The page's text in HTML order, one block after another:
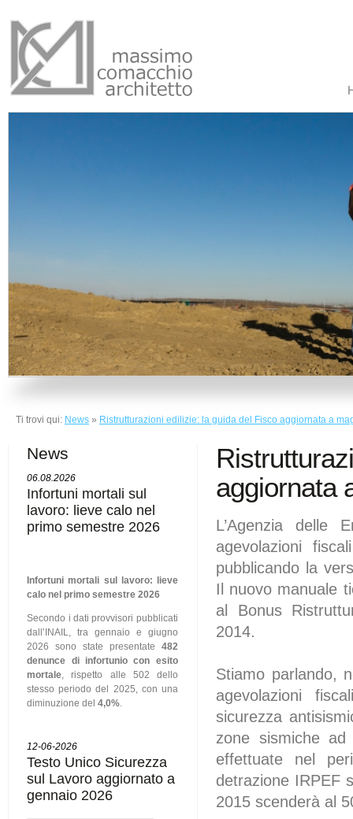
Ti trovi qui: News » Ristrutturazioni edilizie: la guida del Fisco aggiornata a
News
06.08.2026
Infortuni mortali sul
lavoro: lieve calo nel
primo semestre 2026
Infortuni mortali sul lavoro: lieve
calo nel primo semestre 2026
Secondo i dati provvisori pubblicati
dall’INAIL, tra gennaio e giugno
2026 sono state presentate 482
denunce di infortunio con esito
mortale, rispetto alle 502 dello
stesso periodo del 2025, con una
diminuzione del4,0%.
12-06-2026
Testo Unico Sicurezza
sul Lavoro aggiornato a
gennaio 2026
aggiornata
L’Agenzia delle
agevolazioni
pubblicando la
Il nuovo manuale
al Bonus
2014.
Stiamo parlando,
agevolazioni
sicurezza
zone sismiche
effettuate nel
detrazione IRPEF
2015 scenderà al